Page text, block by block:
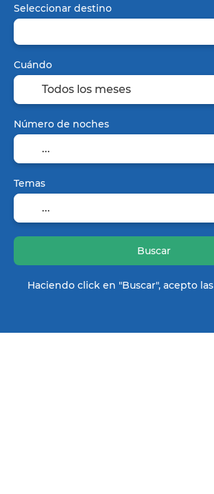
Seleccionar destino
Cuándo
Número de noches
Temas
Buscar
Haciendo click en "Buscar", acepto las